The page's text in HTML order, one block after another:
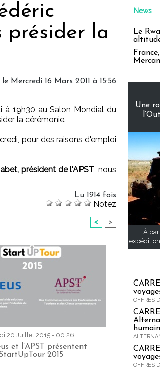
présider la
Mercredi 16 Mars 2011 à 15:56
à 19h30 au Salon Mondial du
la cérémonie.
pour des raisons d'emploi
président de l'APST, nous
Lu 1914 fois
Notez
< >
20 Juillet 2015 - 00:26
et l’APST présentent
2015
News
Le
Une
À
OFFRES
OFFRES